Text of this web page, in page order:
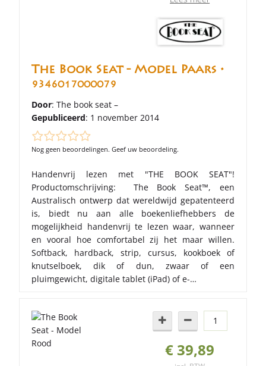
The Book Seat - Model Paars •
9346017000079
Door: The book seat –
Gepubliceerd: 1 november 2014
Nog geen beoordelingen. Geef uw beoordeling.
Handenvrij lezen met "THE BOOK SEAT"!
Productomschrijving: The Book Seat™, een
Australisch ontwerp dat wereldwijd gepatenteerd
is, biedt nu aan alle boekenliefhebbers de
mogelijkheid handenvrij te lezen waar, wanneer
en vooral hoe comfortabel zij het maar willen.
Softback, hardback, strip, cursus, kookboek of
knutselboek, dik of dun, zwaar of een
pluimgewicht, digitale tablet (iPad) of e-…
€ 39,89